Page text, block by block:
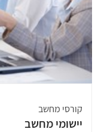
קורסי מחשב
יישומי מחשב